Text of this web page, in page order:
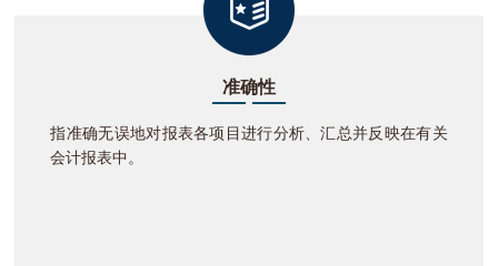
准确性
指准确无误地对报表各项目进行分析、汇总并反映在有关
会计报表中。